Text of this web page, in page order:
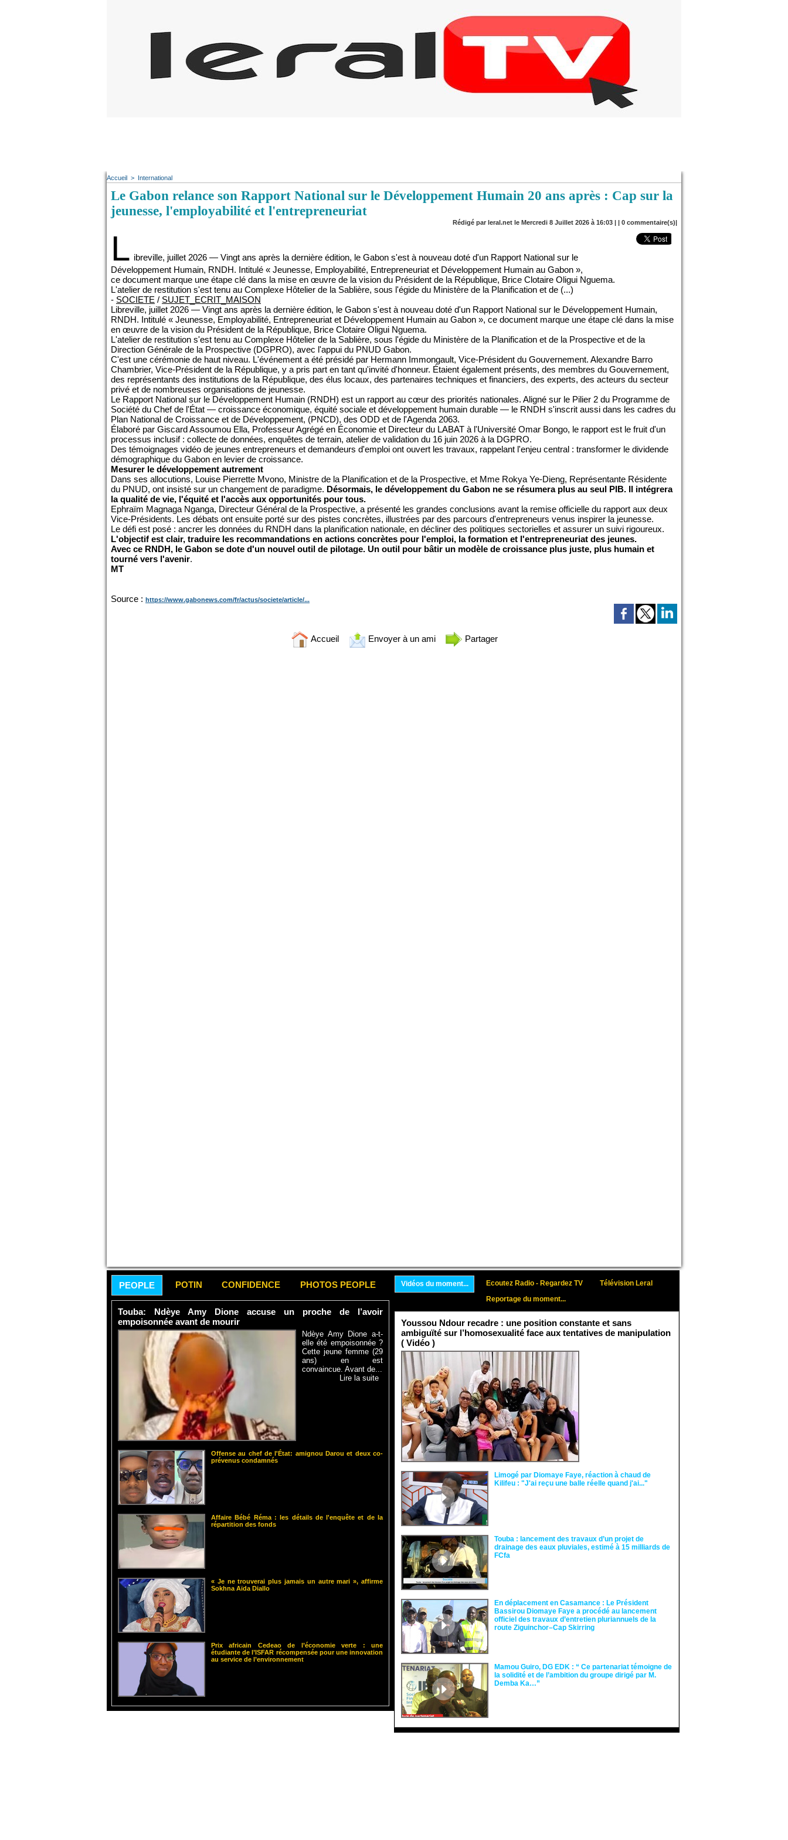
Accueil > International
Le Gabon relance son Rapport National sur le Développement Humain 20 ans après : Cap sur la
jeunesse, l'employabilité et l'entrepreneuriat
Rédigé par leral.net le Mercredi 8 Juillet 2026 à 16:03 | | 0 commentaire(s)|
L ibreville, juillet 2026 — Vingt ans après la dernière édition, le Gabon s'est à nouveau doté d'un Rapport National sur le
Développement Humain, RNDH. Intitulé « Jeunesse, Employabilité, Entrepreneuriat et Développement Humain au Gabon »,
ce document marque une étape clé dans la mise en œuvre de la vision du Président de la République, Brice Clotaire Oligui Nguema.
L'atelier de restitution s'est tenu au Complexe Hôtelier de la Sablière, sous l'égide du Ministère de la Planification et de (...)
- SOCIETE / SUJET_ECRIT_MAISON
Libreville, juillet 2026 — Vingt ans après la dernière édition, le Gabon s'est à nouveau doté d'un Rapport National sur le Développement Humain,
RNDH. Intitulé « Jeunesse, Employabilité, Entrepreneuriat et Développement Humain au Gabon », ce document marque une étape clé dans la mise
en œuvre de la vision du Président de la République, Brice Clotaire Oligui Nguema.
L'atelier de restitution s'est tenu au Complexe Hôtelier de la Sablière, sous l'égide du Ministère de la Planification et de la Prospective et de la
Direction Générale de la Prospective (DGPRO), avec l'appui du PNUD Gabon.
C'est une cérémonie de haut niveau. L'événement a été présidé par Hermann Immongault, Vice-Président du Gouvernement. Alexandre Barro
Chambrier, Vice-Président de la République, y a pris part en tant qu'invité d'honneur. Étaient également présents, des membres du Gouvernement,
des représentants des institutions de la République, des élus locaux, des partenaires techniques et financiers, des experts, des acteurs du secteur
privé et de nombreuses organisations de jeunesse.
Le Rapport National sur le Développement Humain (RNDH) est un rapport au cœur des priorités nationales. Aligné sur le Pilier 2 du Programme de
Société du Chef de l'État — croissance économique, équité sociale et développement humain durable — le RNDH s'inscrit aussi dans les cadres du
Plan National de Croissance et de Développement, (PNCD), des ODD et de l'Agenda 2063.
Élaboré par Giscard Assoumou Ella, Professeur Agrégé en Économie et Directeur du LABAT à l'Université Omar Bongo, le rapport est le fruit d'un
processus inclusif : collecte de données, enquêtes de terrain, atelier de validation du 16 juin 2026 à la DGPRO.
Des témoignages vidéo de jeunes entrepreneurs et demandeurs d'emploi ont ouvert les travaux, rappelant l'enjeu central : transformer le dividende
démographique du Gabon en levier de croissance.
Mesurer le développement autrement
Dans ses allocutions, Louise Pierrette Mvono, Ministre de la Planification et de la Prospective, et Mme Rokya Ye-Dieng, Représentante Résidente
du PNUD, ont insisté sur un changement de paradigme. Désormais, le développement du Gabon ne se résumera plus au seul PIB. Il intégrera
la qualité de vie, l'équité et l'accès aux opportunités pour tous.
Ephraïm Magnaga Nganga, Directeur Général de la Prospective, a présenté les grandes conclusions avant la remise officielle du rapport aux deux
Vice-Présidents. Les débats ont ensuite porté sur des pistes concrètes, illustrées par des parcours d'entrepreneurs venus inspirer la jeunesse.
Le défi est posé : ancrer les données du RNDH dans la planification nationale, en décliner des politiques sectorielles et assurer un suivi rigoureux.
L'objectif est clair, traduire les recommandations en actions concrètes pour l'emploi, la formation et l'entrepreneuriat des jeunes.
Avec ce RNDH, le Gabon se dote d'un nouvel outil de pilotage. Un outil pour bâtir un modèle de croissance plus juste, plus humain et
tourné vers l'avenir.
MT
Source : https://www.gabonews.com/fr/actus/societe/article/...
Accueil Envoyer à un ami Partager
PEOPLE POTIN CONFIDENCE PHOTOS PEOPLE
Touba: Ndèye Amy Dione accuse un proche de l’avoir
empoisonnée avant de mourir
Ndèye Amy Dione a-t-
elle été empoisonnée ?
Cette jeune femme (29
ans) en est
convaincue. Avant de...
Lire la suite
Offense au chef de l'État: amignou Darou et deux co-
prévenus condamnés
Affaire Bébé Réma : les détails de l'enquête et de la
répartition des fonds
« Je ne trouverai plus jamais un autre mari », affirme
Sokhna Aïda Diallo
Prix africain Cedeao de l’économie verte : une
étudiante de l’ISFAR récompensée pour une innovation
au service de l’environnement
Vidéos du moment... Ecoutez Radio - Regardez TV
Télévision Leral
Reportage du moment...
Youssou Ndour recadre : une position constante et sans
ambiguïté sur l’homosexualité face aux tentatives de manipulation
( Vidéo )
Limogé par Diomaye Faye, réaction à chaud de
Kilifeu : "J'ai reçu une balle réelle quand j'ai..."
Touba : lancement des travaux d’un projet de
drainage des eaux pluviales, estimé à 15 milliards de
FCfa ‎
En déplacement en Casamance : Le Président
Bassirou Diomaye Faye a procédé au lancement
officiel des travaux d’entretien pluriannuels de la
route Ziguinchor–Cap Skirring
Mamou Guiro, DG EDK : “ Ce partenariat témoigne de
la solidité et de l’ambition du groupe dirigé par M.
Demba Ka…”